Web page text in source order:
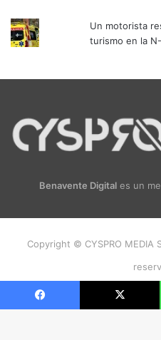
Un motorista
turismo en la
Benavente Digital es un
Copyright © CYSPRO MEDIA
Facebook X